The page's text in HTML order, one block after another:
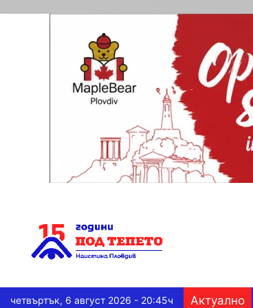
четвъртък, 6 август 2026 - 20:45ч Актуално